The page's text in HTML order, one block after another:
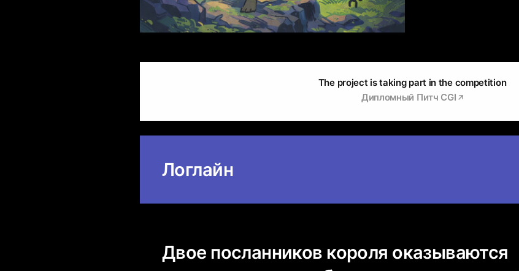
The project is taking part in the competition
Дипломный Питч CGI
Логлайн
Двое посланников короля оказываются